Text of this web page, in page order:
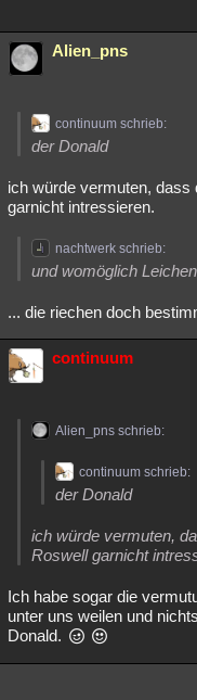
Alien_pns
continuum schrieb:
der Donald
ich würde vermuten,
garnicht intressieren.
nachtwerk schrieb:
und womöglich
... die riechen doch
continuum
Alien_pns schrieb:
continuum schrieb:
der Donald
ich würde vermuten,
Roswell garnicht
Ich habe sogar die
unter uns weilen und
Donald.